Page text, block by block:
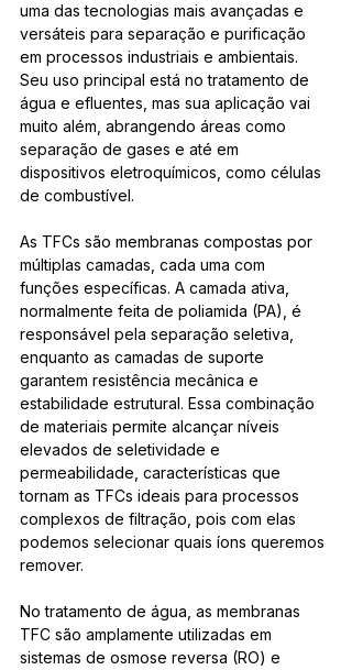
uma das tecnologias mais avançadas e
versáteis para separação e purificação
em processos industriais e ambientais.
Seu uso principal está no tratamento de
água e efluentes, mas sua aplicação vai
muito além, abrangendo áreas como
separação de gases e até em
dispositivos eletroquímicos, como células
de combustível.
As TFCs são membranas compostas por
múltiplas camadas, cada uma com
funções específicas. A camada ativa,
normalmente feita de poliamida (PA), é
responsável pela separação seletiva,
enquanto as camadas de suporte
garantem resistência mecânica e
estabilidade estrutural. Essa combinação
de materiais permite alcançar níveis
elevados de seletividade e
permeabilidade, características que
tornam as TFCs ideais para processos
complexos de filtração, pois com elas
podemos selecionar quais íons queremos
remover.
No tratamento de água, as membranas
TFC são amplamente utilizadas em
sistemas de osmose reversa (RO) e